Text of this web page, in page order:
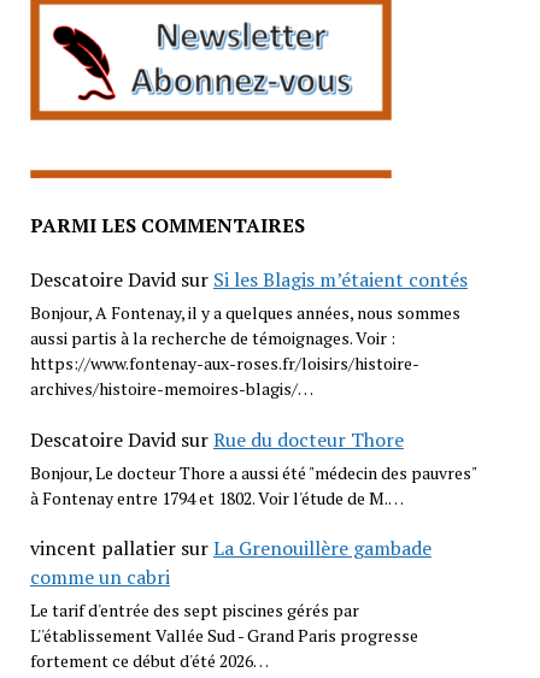
PARMI LES COMMENTAIRES
Descatoire Davidsur Si les Blagis m’étaient contés
Bonjour, A Fontenay, il y a quelques années, nous sommes
aussi partis à la recherche de témoignages. Voir :
https://www.fontenay-aux-roses.fr/loisirs/histoire-
archives/histoire-memoires-blagis/…
Descatoire DavidsurRue du docteur Thore
Bonjour, Le docteur Thore a aussi été "médecin des pauvres"
à Fontenay entre 1794 et 1802. Voir l'étude de M.…
vincent pallatiersurLa Grenouillère gambade
comme un cabri
Le tarif d'entrée des sept piscines gérés par
L''établissement Vallée Sud - Grand Paris progresse
fortement ce début d'été 2026…